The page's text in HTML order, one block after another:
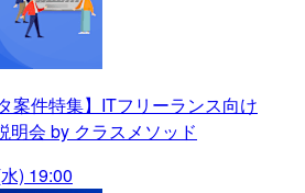
案件特集】ITフリーランス向け
明会 by クラスメソッド
) 19:00